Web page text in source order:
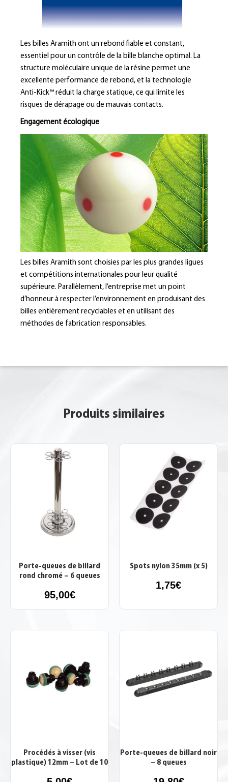
Les billes Aramith ont un rebond fiable et constant,
essentiel pour un contrôle de la bille blanche optimal. La
structure moléculaire unique de la résine permet une
excellente performance de rebond, et la technologie
Anti-Kick™ réduit la charge statique, ce qui limite les
risques de dérapage ou de mauvais contacts.
Engagement écologique
Les billes Aramith sont choisies par les plus grandes ligues
et compétitions internationales pour leur qualité
supérieure. Parallèlement, l’entreprise met un point
d’honneur à respecter l’environnement en produisant des
billes entièrement recyclables et en utilisant des
méthodes de fabrication responsables.
Produits similaires
Porte-queues de billard
rond chromé – 6 queues
95,00€
Spots nylon 35mm (x 5)
1,75€
Procédés à visser (vis
plastique) 12mm – Lot de 10
Porte-queues de billard noir
– 8 queues